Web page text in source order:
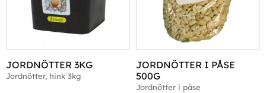
JORDNÖTTER 3KG
Jordnötter, hink 3kg
JORDNÖTTER I PÅSE
500G
Jordnötter i påse